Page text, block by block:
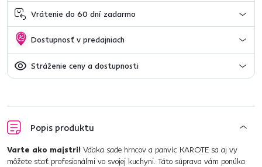
Vrátenie do 60 dní zadarmo
Dostupnosť v predajniach
Stráženie ceny a dostupnosti
Popis produktu
Varte ako majstri! Vďaka sade hrncov a panvíc KAROTE sa aj vy
môžete stať profesionálmi vo svojej kuchyni. Táto súprava vám ponúka